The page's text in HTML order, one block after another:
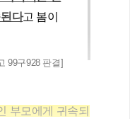
다고 봄이
99구928 판결]
부모에게 귀속되